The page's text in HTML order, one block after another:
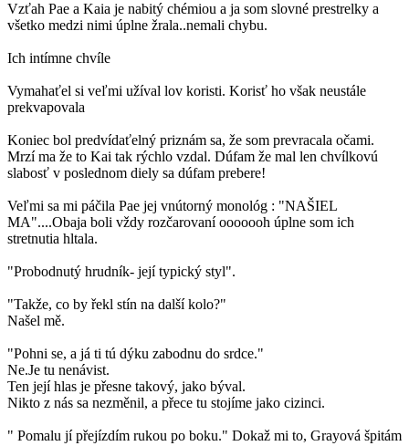
Vzťah Pae a Kaia je nabitý chémiou a ja som slovné prestrelky a
všetko medzi nimi úplne žrala..nemali chybu.
Ich intímne chvíle
Vymahaťel si veľmi užíval lov koristi. Korisť ho však neustále
prekvapovala
Koniec bol predvídaťelný priznám sa, že som prevracala očami.
Mrzí ma že to Kai tak rýchlo vzdal. Dúfam že mal len chvílkovú
slabosť v poslednom diely sa dúfam prebere!
Veľmi sa mi páčila Pae jej vnútorný monológ : "NAŠIEL
MA"....Obaja boli vždy rozčarovaní ooooooh úplne som ich
stretnutia hltala.
"Probodnutý hrudník- její typický styl".
"Takže, co by řekl stín na další kolo?"
Našel mě.
"Pohni se, a já ti tú dýku zabodnu do srdce."
Ne.Je tu nenávist.
Ten její hlas je přesne takový, jako býval.
Nikto z nás sa nezměnil, a přece tu stojíme jako cizinci.
" Pomalu jí přejízdím rukou po boku." Dokaž mi to, Grayová špitám